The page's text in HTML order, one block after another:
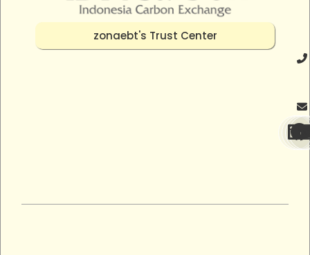
zonaebt's Trust Center